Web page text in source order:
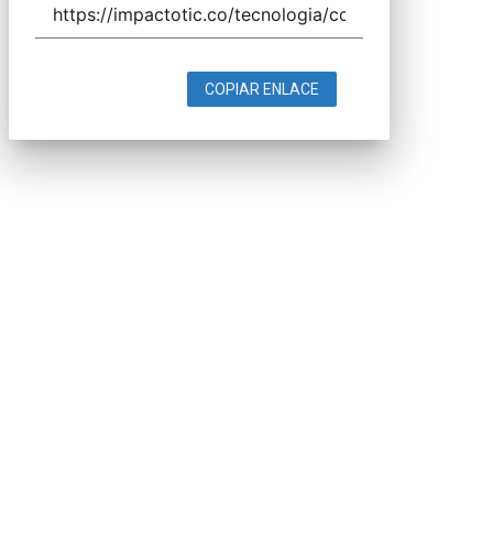
COPIAR ENLACE